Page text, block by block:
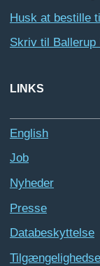
Husk at bestille
Skriv til Ballerup
LINKS
English
Job
Nyheder
Presse
Databeskyttelse